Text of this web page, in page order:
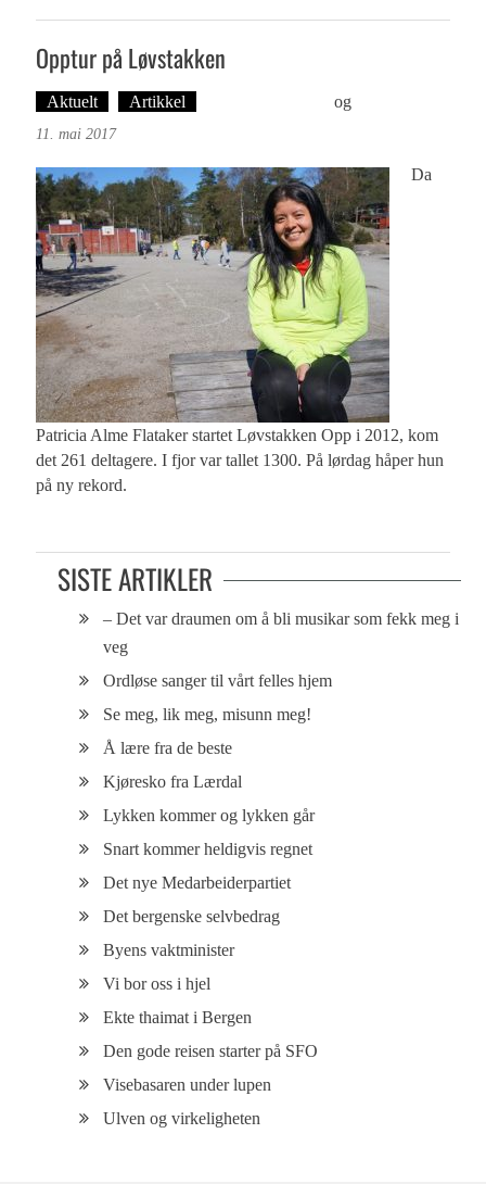
Opptur på Løvstakken
Aktuelt Artikkel og
11. mai 2017
Da
Patricia Alme Flataker startet Løvstakken Opp i 2012, kom
det 261 deltagere. I fjor var tallet 1300. På lørdag håper hun
på ny rekord.
SISTE ARTIKLER
– Det var draumen om å bli musikar som fekk meg i
veg
Ordløse sanger til vårt felles hjem
Se meg, lik meg, misunn meg!
Å lære fra de beste
Kjøresko fra Lærdal
Lykken kommer og lykken går
Snart kommer heldigvis regnet
Det nye Medarbeiderpartiet
Det bergenske selvbedrag
Byens vaktminister
Vi bor oss i hjel
Ekte thaimat i Bergen
Den gode reisen starter på SFO
Visebasaren under lupen
Ulven og virkeligheten